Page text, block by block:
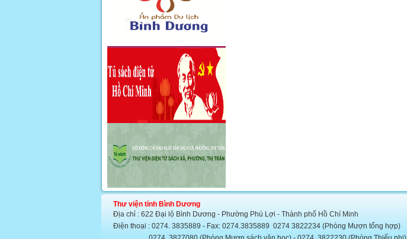
Thư viện tỉnh Bình Dương
Địa chỉ : 622 Đại lộ Bình Dương - Phường Phú Lợi - Thành phố Hồ Chí Minh
Điện thoại : 0274. 3835889 - Fax: 0274.3835889 0274 3822234 (Phòng Mượn tổng hợp)